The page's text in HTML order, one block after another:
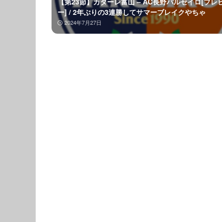
ー] / 2年ぶりの3連勝してサマーブレイクやちゃ
2024年7月27日